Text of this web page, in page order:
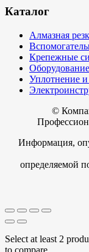
Каталог
Алмазная
Крепежные
Уплотнение и
©
Информация,
определяемой
Select at least 2